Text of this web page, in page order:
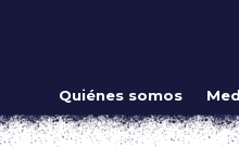
Quiénes somos